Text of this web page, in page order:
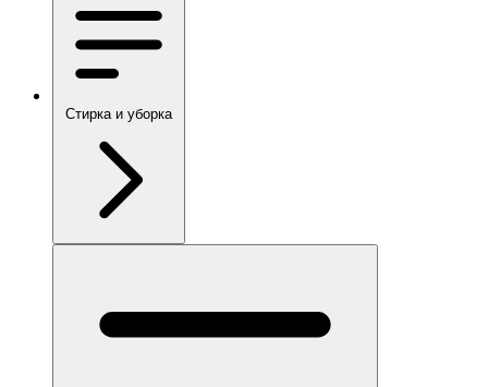
Стирка и уборка